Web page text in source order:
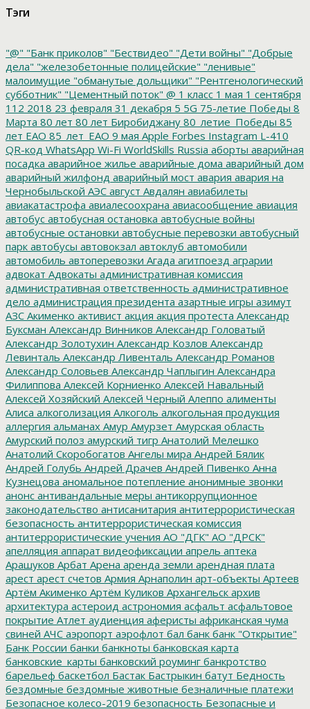
Тэги
"@" "Банк приколов" "Бествидео" "Дети войны" "Добрые
дела" "железобетонные полицейские" "ленивые"
малоимущие "обманутые дольщики" "Рентгенологический
субботник" "Цементный поток" @ 1 класс 1 мая 1 сентября
112 2018 23 февраля 31 декабря 5 5G 75-летие Победы 8
Марта 80 лет 80 лет Биробиджану 80_летие_Победы 85
лет ЕАО 85_лет_ЕАО 9 мая Apple Forbes Instagram L-410
QR-код WhatsApp Wi-Fi WorldSkills Russia аборты аварийная
посадка аварийное жилье аварийные дома аварийный дом
аварийный жилфонд аварийный мост авария авария на
Чернобыльской АЭС август Авдалян авиабилеты
авиакатастрофа авиалесоохрана авиасообщение авиация
автобус автобусная остановка автобусные войны
автобусные остановки автобусные перевозки автобусный
парк автобусы автовокзал автоклуб автомобили
автомобиль автоперевозки Агада агитпоезд аграрии
адвокат Адвокаты административная комиссия
административная ответственность административное
дело администрация президента азартные игры азимут
АЗС Акименко активист акция акция протеста Александр
Буксман Александр Винников Александр Головатый
Александр Золотухин Александр Козлов Александр
Левинталь Александр Ливенталь Александр Романов
Александр Соловьев Александр Чаплыгин Александра
Филиппова Алексей Корниенко Алексей Навальный
Алексей Хозяйский Алексей Черный Алеппо алименты
Алиса алкоголизация Алкоголь алкогольная продукция
аллергия альманах Амур Амурзет Амурская область
Амурский полоз амурский тигр Анатолий Мелешко
Анатолий Скоробогатов Ангелы мира Андрей Бялик
Андрей Голубь Андрей Драчев Андрей Пивенко Анна
Кузнецова аномальное потепление анонимные звонки
анонс антивандальные меры антикоррупционное
законодательство антисанитария антитеррористическая
безопасность антитеррористическая комиссия
антитеррористические учения АО "ДГК" АО "ДРСК"
апелляция аппарат видеофиксации апрель аптека
Арашуков Арбат Арена аренда земли арендная плата
арест арест счетов Армия Арнаполин арт-объекты Артеев
Артём Акименко Артём Куликов Архангельск архив
архитектура астероид астрономия асфальт асфальтовое
покрытие Атлет аудиенция аферисты африканская чума
свиней АЧС аэропорт аэрофлот бал банк банк "Открытие"
Банк России банки банкноты банковская карта
банковские_карты банковский роуминг банкротство
барельеф баскетбол Бастак Бастрыкин батут Бедность
бездомные бездомные животные безналичные платежи
Безопасное колесо-2019 безопасность Безопасные и